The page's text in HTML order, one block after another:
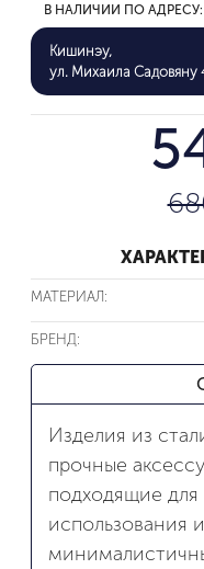
В НАЛИЧИИ ПО АДРЕСУ:
Кишинэу,
ул. Михаила Садовяну
МАТЕРИАЛ:
БРЕНД:
Изделия из
прочные
подходящие
использования